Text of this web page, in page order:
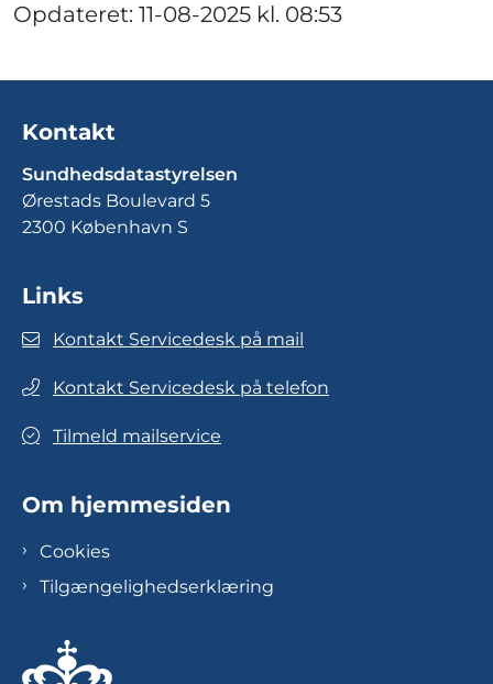
Opdateret: 11-08-2025 kl. 08:53
Kontakt
Sundhedsdatastyrelsen
Ørestads Boulevard 5
2300 København S
Links
Kontakt Servicedesk på mail
Kontakt Servicedesk på telefon
Tilmeld mailservice
Om hjemmesiden
Cookies
Tilgængelighedserklæring